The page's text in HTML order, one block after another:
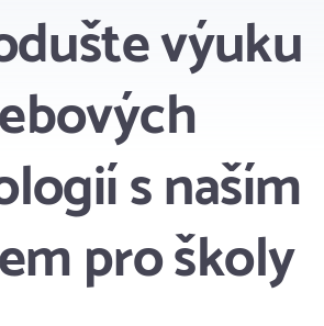
výuku
s naším
pro školy